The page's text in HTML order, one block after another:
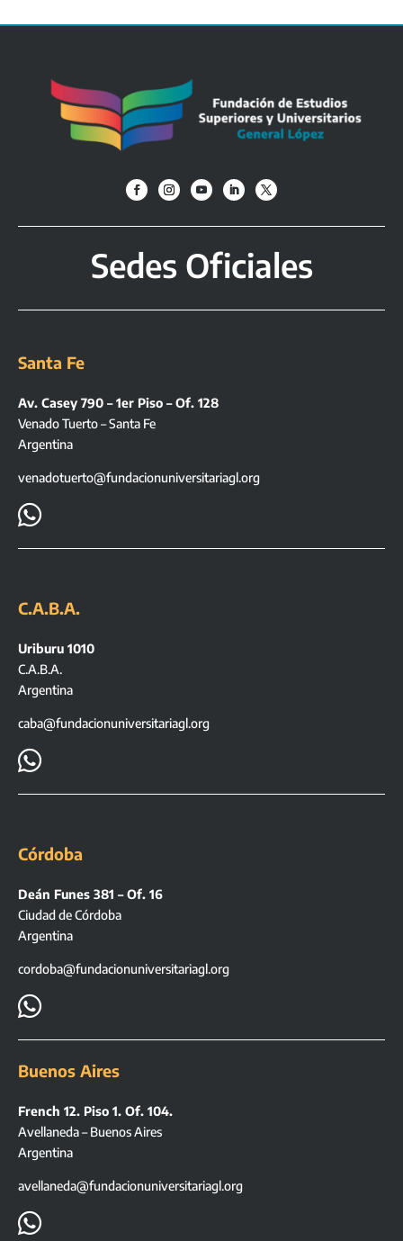
Sedes Oficiales
Santa Fe
Av. Casey 790 – 1er Piso – Of. 128
Venado Tuerto – Santa Fe
Argentina
venadotuerto@fundacionuniversitariagl.org

C.A.B.A.
Uriburu 1010
C.A.B.A.
Argentina
caba@fundacionuniversitariagl.org

Córdoba
Deán Funes 381 – Of. 16
Ciudad de Córdoba
Argentina
cordoba@fundacionuniversitariagl.org

Buenos Aires
French 12. Piso 1. Of. 104.
Avellaneda – Buenos Aires
Argentina
avellaneda@fundacionuniversitariagl.org
